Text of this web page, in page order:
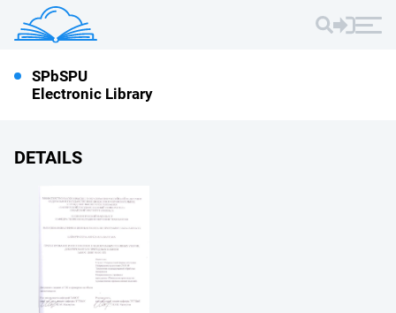
SPbSPU
Electronic Library
DETAILS